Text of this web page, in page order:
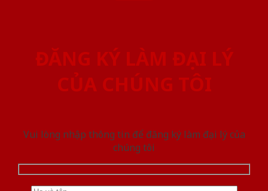
ĐĂNG KÝ LÀM ĐẠI LÝ
CỦA CHÚNG TÔI
Vui lòng nhập thông tin để đăng ký làm đại lý của
chúng tôi